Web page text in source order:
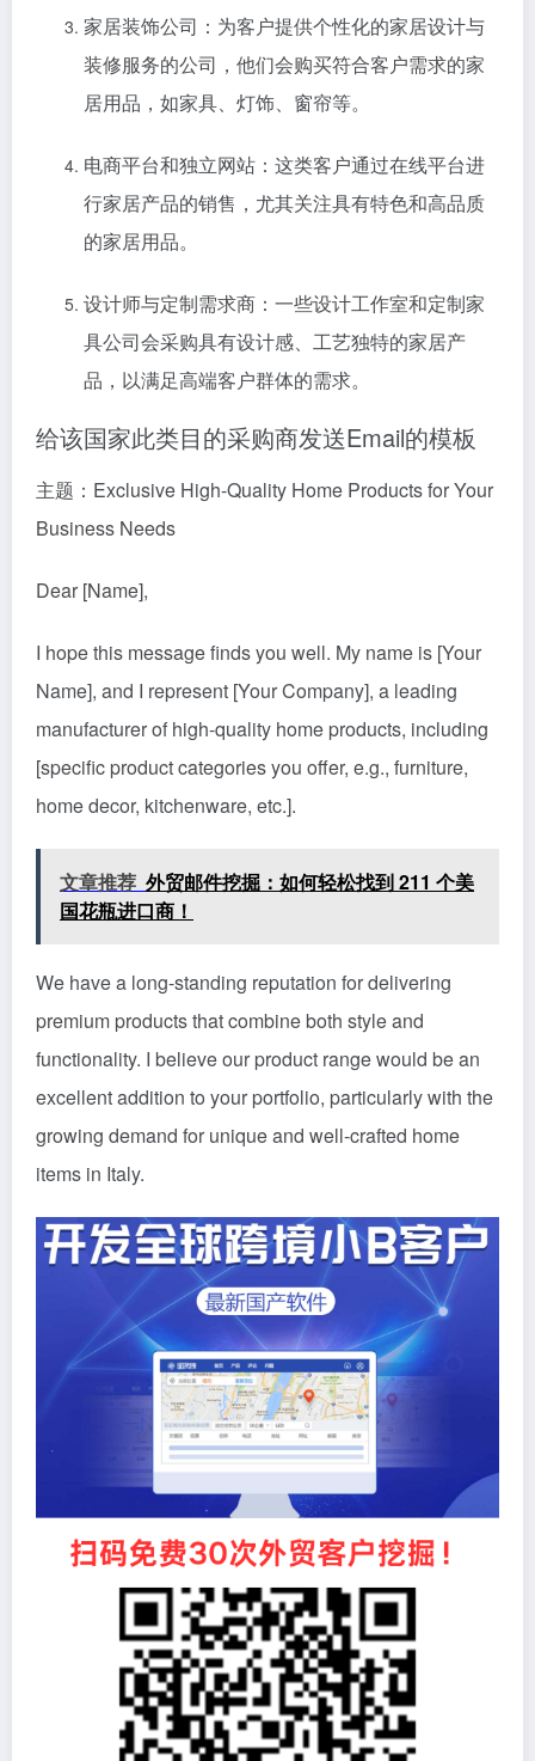
家居装饰公司：为客户提供个性化的家居设计与
装修服务的公司，他们会购买符合客户需求的家
居用品，如家具、灯饰、窗帘等。
电商平台和独立网站：这类客户通过在线平台进
行家居产品的销售，尤其关注具有特色和高品质
的家居用品。
设计师与定制需求商：一些设计工作室和定制家
具公司会采购具有设计感、工艺独特的家居产
品，以满足高端客户群体的需求。
给该国家此类目的采购商发送Email的模板
主题：Exclusive High-Quality Home Products for Your
Business Needs
Dear [Name],
I hope this message finds you well. My name is [Your
Name], and I represent [Your Company], a leading
manufacturer of high-quality home products, including
[specific product categories you offer, e.g., furniture,
home decor, kitchenware, etc.].
文章推荐 外贸邮件挖掘：如何轻松找到 211 个美
国花瓶进口商！
We have a long-standing reputation for delivering
premium products that combine both style and
functionality. I believe our product range would be an
excellent addition to your portfolio, particularly with the
growing demand for unique and well-crafted home
items in Italy.